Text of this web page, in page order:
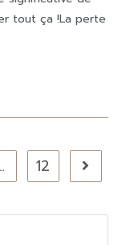
tout ça !La perte
12